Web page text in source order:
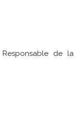
Responsable de la